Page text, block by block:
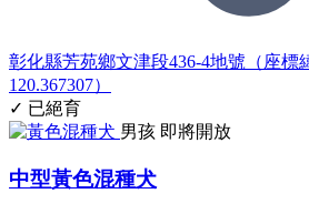
彰化縣芳苑鄉文津段436-4地號（座標
120.367307）
✓ 已絕育
男孩 即將開放
中型黃色混種犬